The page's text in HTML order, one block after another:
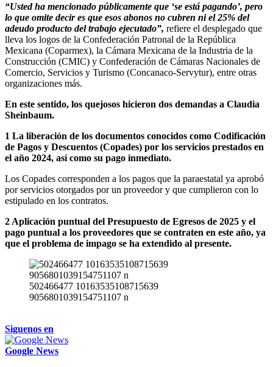
“Usted ha mencionado públicamente que ‘se está pagando’, pero
lo que omite decir es que esos abonos no cubren ni el 25% del
adeudo producto del trabajo ejecutado”, refiere el desplegado que
lleva los logos de la Confederación Patronal de la República
Mexicana (Coparmex), la Cámara Mexicana de la Industria de la
Construcción (CMIC) y Confederación de Cámaras Nacionales de
Comercio, Servicios y Turismo (Concanaco-Servytur), entre otras
organizaciones más.
En este sentido, los quejosos hicieron dos demandas a Claudia
Sheinbaum.
1 La liberación de los documentos conocidos como Codificación
de Pagos y Descuentos (Copades) por los servicios prestados en
el año 2024, así como su pago inmediato.
Los Copades corresponden a los pagos que la paraestatal ya aprobó
por servicios otorgados por un proveedor y que cumplieron con lo
estipulado en los contratos.
2 Aplicación puntual del Presupuesto de Egresos de 2025 y el
pago puntual a los proveedores que se contraten en este año, ya
que el problema de impago se ha extendido al presente.
502466477 10163535108715639
9056801039154751107 n
Siguenos en
Google News